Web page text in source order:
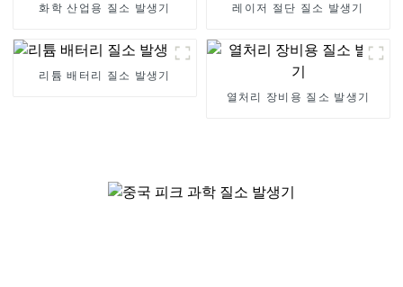
화학 산업용 질소 발생기 레이저 절단 질소 발생기
리튬 배터리 질소 발생기
열처리 장비용 질소 발생기